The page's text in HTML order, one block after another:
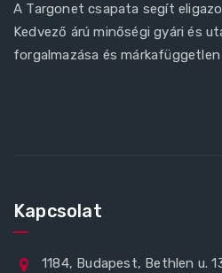
A Targonet csapata segít
Kedvező árú minőségi gyári és
forgalmazása és
Kapcsolat
1184, Budapest, Bethlen u.